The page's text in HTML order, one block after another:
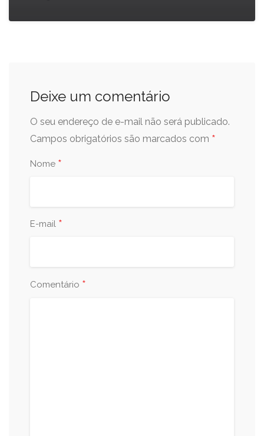
Deixe um comentário
O seu endereço de e-mail não será publicado.
Campos obrigatórios são marcados com *
Nome *
E-mail *
Comentário *